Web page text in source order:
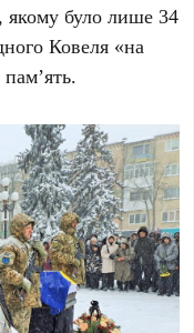
, якому було лише 34
Ковеля «на